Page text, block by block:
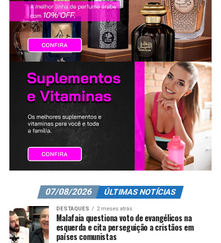
07/08/2026 ÚLTIMAS NOTÍCIAS
DESTAQUES 2 meses atrás
Malafaia questiona voto de evangélicos na
esquerda e cita perseguição a cristãos em
países comunistas